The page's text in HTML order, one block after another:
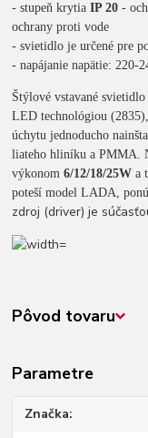
- stupeň krytiaIP 20 -
ochrany proti vode
- svietidlo je určené pre
- napájanie napätie: 220-
Štýlové vstavané
LED technológiou
úchytu jednoducho
liateho hliníku a PMMA.
výkonom6/12/18/25W a
poteší model LADA,
zdroj (driver) je
Pôvod tovaru
Parametre
Značka